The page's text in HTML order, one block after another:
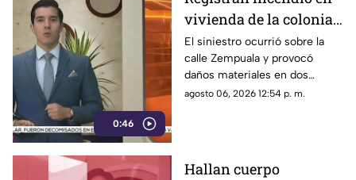
0:46
vivienda de la colonia
Fronteriza; bomberos
controlan las llamas
El siniestro ocurrió sobre la
calle Zempuala y provocó
daños materiales en dos
habitaciones; Protección Civil
agosto 06, 2026 12:54 p. m.
Hallan cuerpo